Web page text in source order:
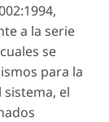
a la serie
se
para la
el